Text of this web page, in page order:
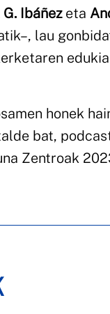
Ibáñezeta
lau
honek
bat,
Zentroak